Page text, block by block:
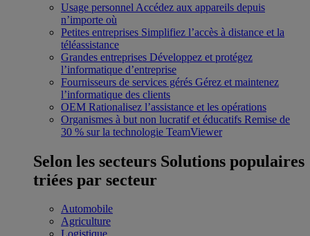
Usage personnel Accédez aux appareils depuis
n’importe où
Petites entreprises Simplifiez l’accès à distance et la
téléassistance
Grandes entreprises Développez et protégez
l’informatique d’entreprise
Fournisseurs de services gérés Gérez et maintenez
l’informatique des clients
OEM Rationalisez l’assistance et les opérations
Organismes à but non lucratif et éducatifs Remise de
30 % sur la technologie TeamViewer
Selon les secteurs Solutions populaires
triées par secteur
Automobile
Agriculture